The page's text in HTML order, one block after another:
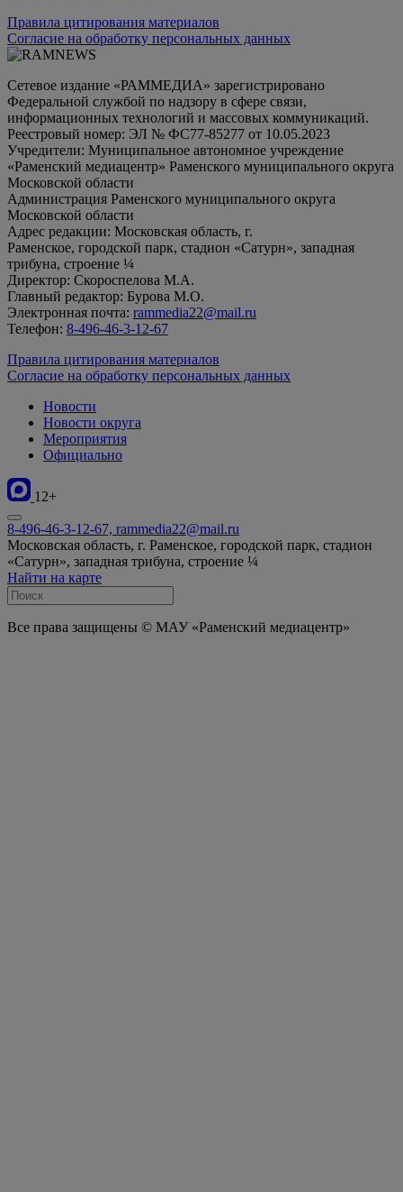
Правила цитирования материалов
Согласие на обработку персональных данных
Сетевое издание «РАММЕДИА» зарегистрировано
Федеральной службой по надзору в сфере связи,
информационных технологий и массовых коммуникаций.
Реестровый номер: ЭЛ № ФС77-85277 от 10.05.2023
Учредители: Муниципальное автономное учреждение
«Раменский медиацентр» Раменского муниципального округа
Московской области
Администрация Раменского муниципального округа
Московской области
Адрес редакции: Московская область, г.
Раменское, городской парк, стадион «Сатурн», западная
трибуна, строение ¼
Директор: Скороспелова М.А.
Главный редактор: Бурова М.О.
Электронная почта: rammedia22@mail.ru
Телефон: 8-496-46-3-12-67
Правила цитирования материалов
Согласие на обработку персональных данных
Новости
Новости округа
Мероприятия
Официально
12+
8-496-46-3-12-67, rammedia22@mail.ru
Московская область, г. Раменское, городской парк, стадион
«Сатурн», западная трибуна, строение ¼
Найти на карте
Все права защищены © МАУ «Раменский медиацентр»